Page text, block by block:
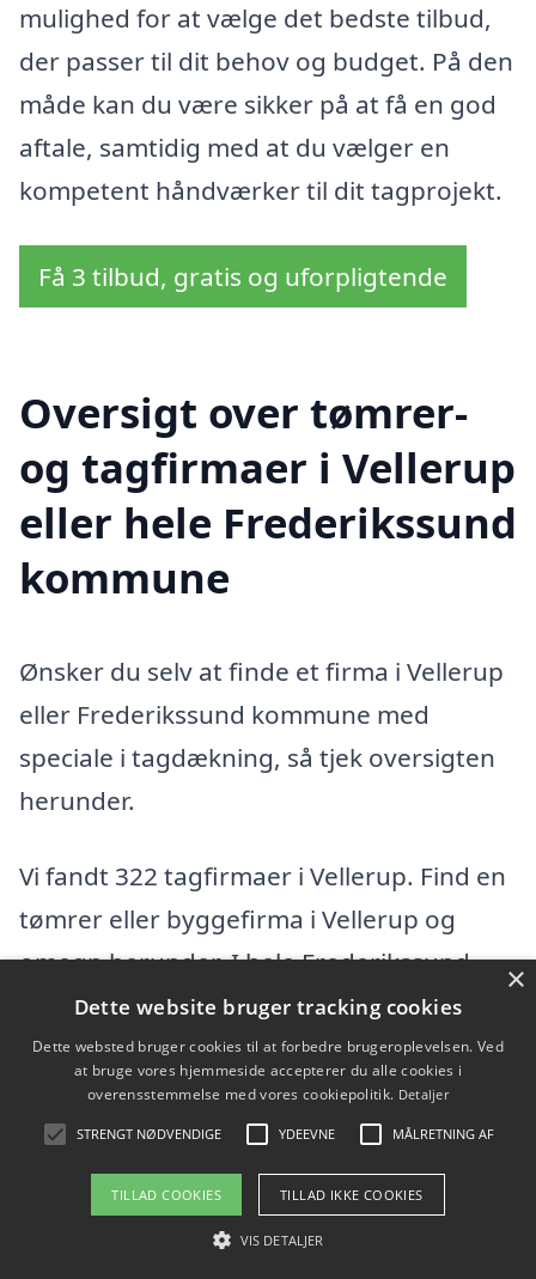
mulighed for at vælge det bedste tilbud,
der passer til dit behov og budget. På den
måde kan du være sikker på at få en god
aftale, samtidig med at du vælger en
kompetent håndværker til dit tagprojekt.
Få 3 tilbud, gratis og uforpligtende
Oversigt over tømrer-
og tagfirmaer i Vellerup
eller hele Frederikssund
kommune
Ønsker du selv at finde et firma i Vellerup
eller Frederikssund kommune med
speciale i tagdækning, så tjek oversigten
herunder.
Vi fandt 322 tagfirmaer i Vellerup. Find en
tømrer eller byggefirma i Vellerup og
omegn herunder. I hele Frederikssund
kommunefindes der flere tagfirmaer, hvis
du vil udvide din søgning efter en dygtig
tømrer.
24Byg Gruppen ApS
Havnegade 15, 3600 Frederikssund
×
Dette website bruger tracking cookies
Dette websted bruger cookies til at forbedre brugeroplevelsen. Ved
at bruge vores hjemmeside accepterer du alle cookies i
overensstemmelse med vores cookiepolitik. Detaljer
STRENGT NØDVENDIGE YDEEVNE MÅLRETNING AF
TILLAD COOKIES TILLAD IKKE COOKIES
VIS DETALJER